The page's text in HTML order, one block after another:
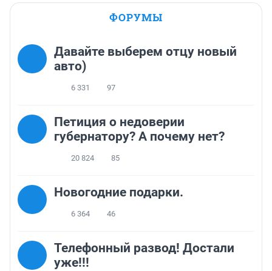
ФОРУМЫ
Давайте выберем отцу новый
авто)
6 331 97
Петиция о недоверии
губернатору? А почему нет?
20 824 85
Новогодние подарки.
6 364 46
Телефонный развод! Достали
уже!!!